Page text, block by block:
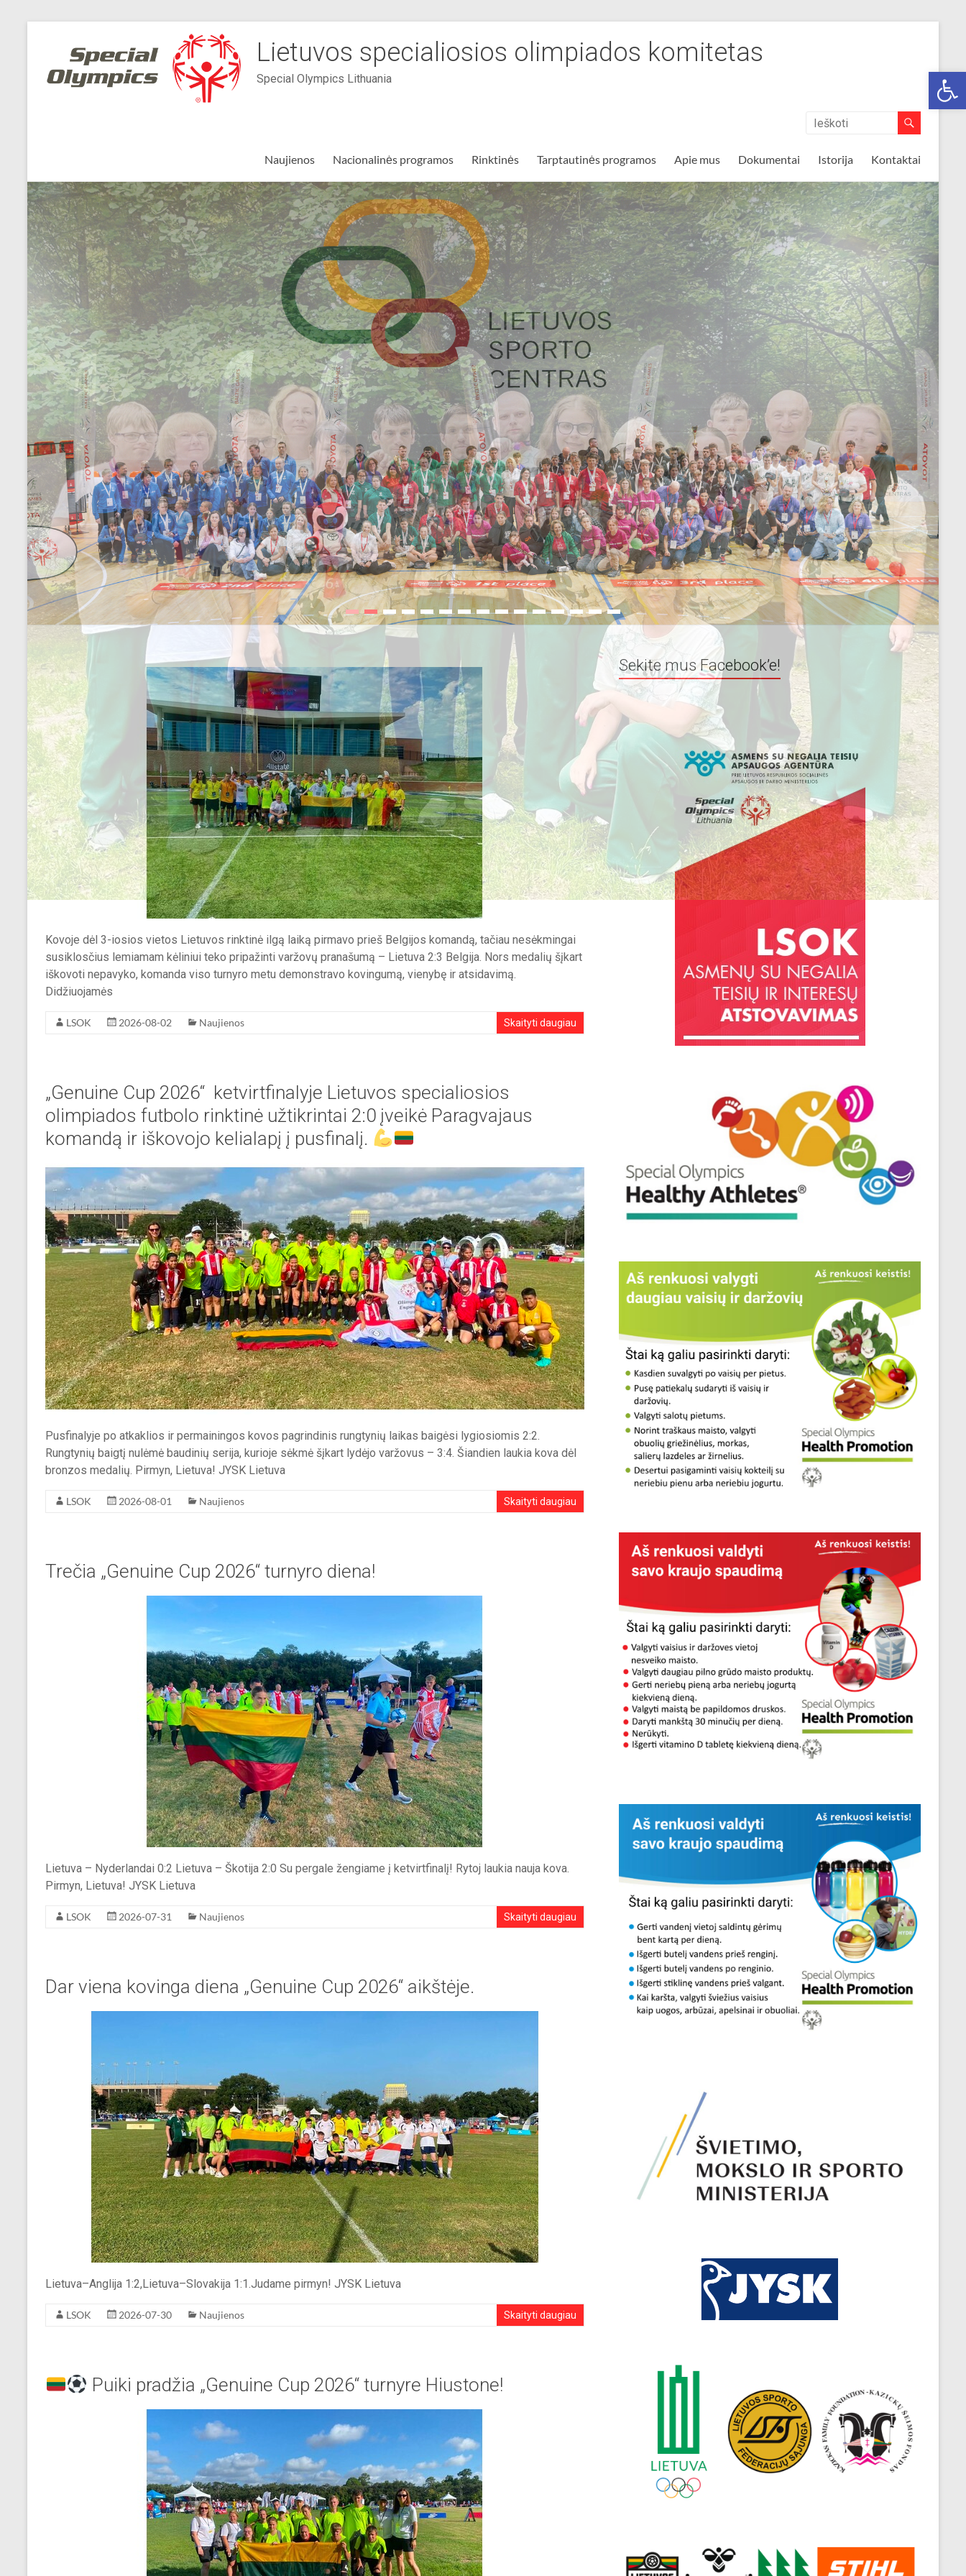
Lietuvos specialiosios olimpiados komitetas
Special Olympics Lithuania
Naujienos Nacionalinės programos Rinktinės Tarptautinės programos Apie mus Dokumentai Istorija Kontaktai
Kovoje dėl 3-iosios vietos Lietuvos rinktinė ilgą laiką pirmavo prieš Belgijos komandą, tačiau nesėkmingai
susiklosčius lemiamam kėliniui teko pripažinti varžovų pranašumą – Lietuva 2:3 Belgija. Nors medalių šįkart
iškovoti nepavyko, komanda viso turnyro metu demonstravo kovingumą, vienybę ir atsidavimą.
Didžiuojamės
LSOK 2026-08-02 Naujienos Skaityti daugiau
„Genuine Cup 2026“ ketvirtfinalyje Lietuvos specialiosios
olimpiados futbolo rinktinė užtikrintai 2:0 įveikė Paragvajaus
komandą ir iškovojo kelialapį į pusfinalį.
Pusfinalyje po atkaklios ir permainingos kovos pagrindinis rungtynių laikas baigėsi lygiosiomis 2:2.
Rungtynių baigtį nulėmė baudinių serija, kurioje sėkmė šįkart lydėjo varžovus – 3:4. Šiandien laukia kova dėl
bronzos medalių. Pirmyn, Lietuva! JYSK Lietuva
LSOK 2026-08-01 Naujienos Skaityti daugiau
Trečia „Genuine Cup 2026“ turnyro diena!
Lietuva – Nyderlandai 0:2 Lietuva – Škotija 2:0 Su pergale žengiame į ketvirtfinalį! Rytoj laukia nauja kova.
Pirmyn, Lietuva! JYSK Lietuva
LSOK 2026-07-31 Naujienos Skaityti daugiau
Dar viena kovinga diena „Genuine Cup 2026“ aikštėje.
Lietuva–Anglija 1:2,Lietuva–Slovakija 1:1.Judame pirmyn! JYSK Lietuva
LSOK 2026-07-30 Naujienos Skaityti daugiau
Puiki pradžia „Genuine Cup 2026“ turnyre Hiustone!
Sekite mus Facebook’e!